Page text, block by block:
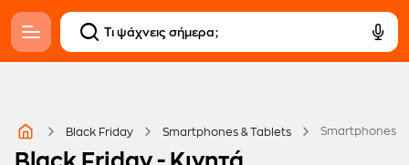
Black Friday Smartphones & Tablets Smartphones